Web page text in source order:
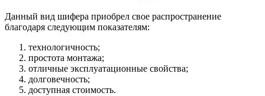
Данный вид шифера приобрел свое распространение
благодаря следующим показателям:
технологичность;
простота монтажа;
отличные эксплуатационные свойства;
долговечность;
доступная стоимость.